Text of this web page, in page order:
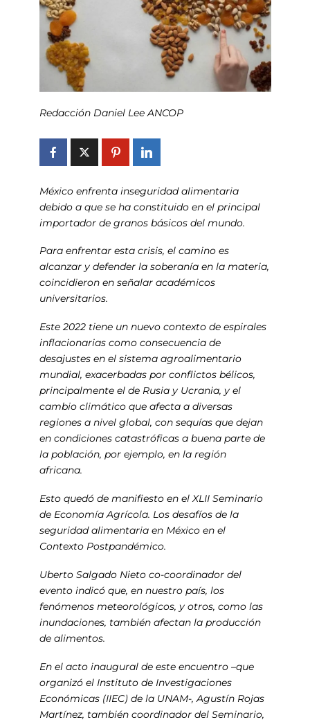
Redacción Daniel Lee ANCOP
México enfrenta inseguridad alimentaria
debido a que se ha constituido en el principal
importador de granos básicos del mundo.
Para enfrentar esta crisis, el camino es
alcanzar y defender la soberanía en la materia,
coincidieron en señalar académicos
universitarios.
Este 2022 tiene un nuevo contexto de espirales
inflacionarias como consecuencia de
desajustes en el sistema agroalimentario
mundial, exacerbadas por conflictos bélicos,
principalmente el de Rusia y Ucrania, y el
cambio climático que afecta a diversas
regiones a nivel global, con sequías que dejan
en condiciones catastróficas a buena parte de
la población, por ejemplo, en la región
africana.
Esto quedó de manifiesto en el XLII Seminario
de Economía Agrícola. Los desafíos de la
seguridad alimentaria en México en el
Contexto Postpandémico.
Uberto Salgado Nieto co-coordinador del
evento indicó que, en nuestro país, los
fenómenos meteorológicos, y otros, como las
inundaciones, también afectan la producción
de alimentos.
En el acto inaugural de este encuentro –que
organizó el Instituto de Investigaciones
Económicas (IIEC) de la UNAM-, Agustín Rojas
Martínez, también coordinador del Seminario,